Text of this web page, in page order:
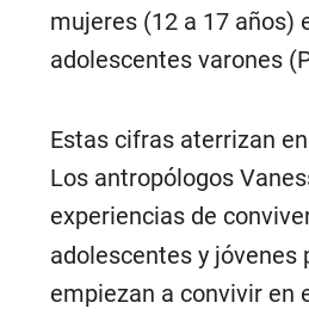
mujeres (12 a 17 años)
adolescentes varones
Estas cifras aterrizan
Los antropólogos
experiencias de
adolescentes y jóvenes
empiezan a convivir en